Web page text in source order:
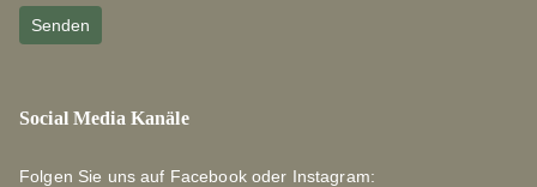
Social Media Kanäle
Folgen Sie uns auf Facebook oder Instagram: